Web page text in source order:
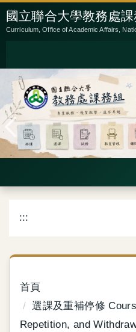
跳
到
內
容
區
:::
國立聯合大學教務處課
Curriculum, Office of Academic Affairs,
:::
首頁
選課及重補停修
Repetition, and